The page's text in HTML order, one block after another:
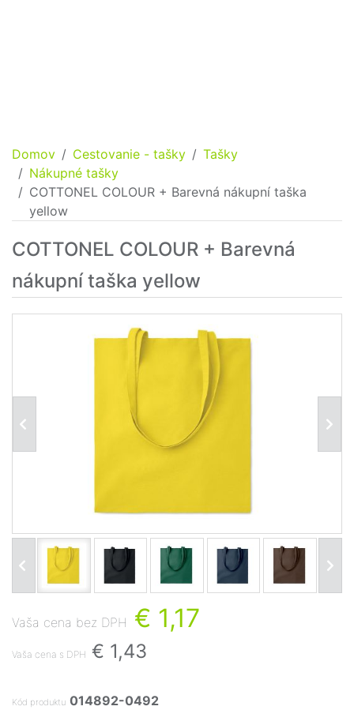
Domov Cestovanie - tašky
Tašky
Nákupné tašky
COTTONEL COLOUR + Barevná nákupní taška
yellow
COTTONEL COLOUR + Barevná
nákupní taška yellow
Vaša cena bez DPH € 1,17
Vaša cena s DPH € 1,43
Kód produktu 014892-0492